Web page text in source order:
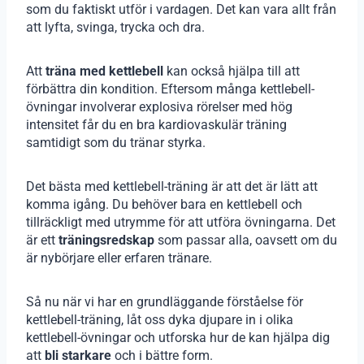
som du faktiskt utför i vardagen. Det kan vara allt från
att lyfta, svinga, trycka och dra.
Att träna med kettlebell kan också hjälpa till att
förbättra din kondition. Eftersom många kettlebell-
övningar involverar explosiva rörelser med hög
intensitet får du en bra kardiovaskulär träning
samtidigt som du tränar styrka.
Det bästa med kettlebell-träning är att det är lätt att
komma igång. Du behöver bara en kettlebell och
tillräckligt med utrymme för att utföra övningarna. Det
är ett träningsredskap som passar alla, oavsett om du
är nybörjare eller erfaren tränare.
Så nu när vi har en grundläggande förståelse för
kettlebell-träning, låt oss dyka djupare in i olika
kettlebell-övningar och utforska hur de kan hjälpa dig
att bli starkare och i bättre form.